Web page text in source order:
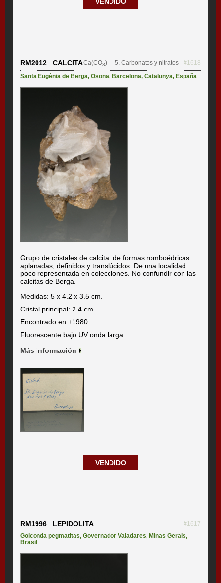
RM2012 CALCITACa(CO3)- 5. Carbonatos y nitratos
#1618
Santa Eugènia de Berga,Osona, Barcelona,Catalunya, España
Grupo de cristales de calcita, de formas romboédricas
aplanadas, definidos y translúcidos. De una localidad
poco representada en colecciones. No confundir con las
calcitas de Berga.
Medidas: 5 x 4.2 x 3.5 cm.
Cristal principal: 2.4 cm.
Encontrado en ±1980.
Fluorescente bajo UV onda larga
Más información
VENDIDO
RM1996 LEPIDOLITA
#1617
Golconda pegmatitas,Governador Valadares, Minas Gerais,
Brasil